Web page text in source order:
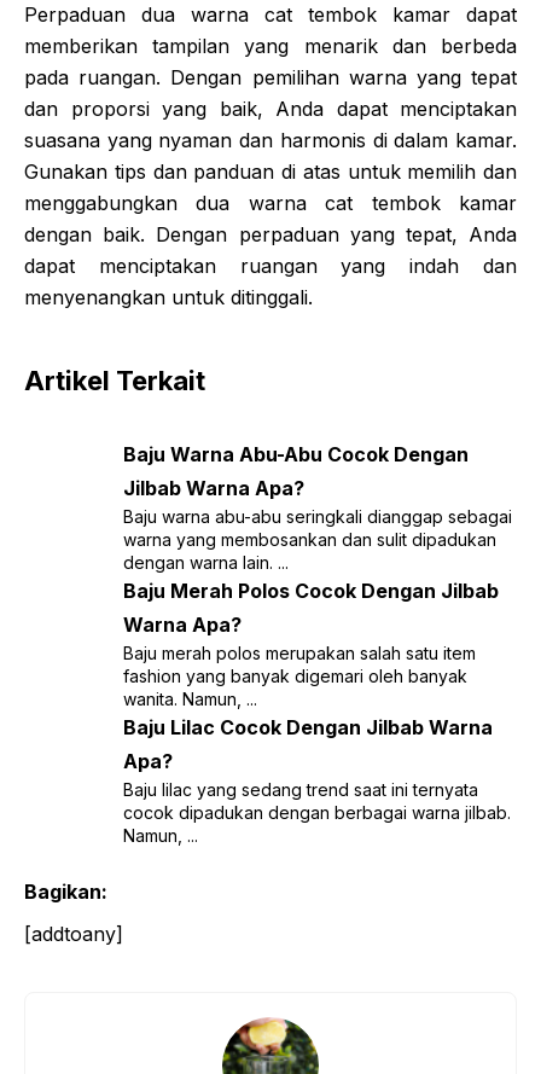
Perpaduan dua warna cat tembok kamar dapat
memberikan tampilan yang menarik dan berbeda
pada ruangan. Dengan pemilihan warna yang tepat
dan proporsi yang baik, Anda dapat menciptakan
suasana yang nyaman dan harmonis di dalam kamar.
Gunakan tips dan panduan di atas untuk memilih dan
menggabungkan dua warna cat tembok kamar
dengan baik. Dengan perpaduan yang tepat, Anda
dapat menciptakan ruangan yang indah dan
menyenangkan untuk ditinggali.
Artikel Terkait
Baju Warna Abu-Abu Cocok Dengan
Jilbab Warna Apa?
Baju warna abu-abu seringkali dianggap sebagai
warna yang membosankan dan sulit dipadukan
dengan warna lain. ...
Baju Merah Polos Cocok Dengan Jilbab
Warna Apa?
Baju merah polos merupakan salah satu item
fashion yang banyak digemari oleh banyak
wanita. Namun, ...
Baju Lilac Cocok Dengan Jilbab Warna
Apa?
Baju lilac yang sedang trend saat ini ternyata
cocok dipadukan dengan berbagai warna jilbab.
Namun, ...
Bagikan:
[addtoany]